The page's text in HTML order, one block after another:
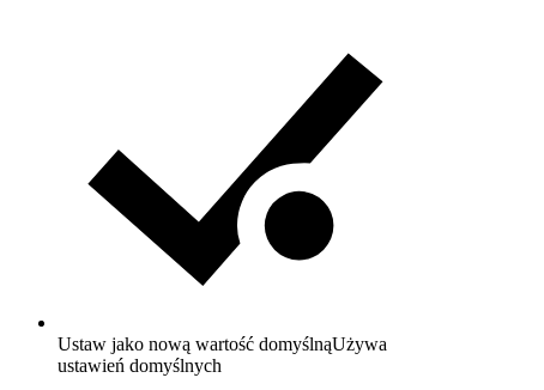
Ustaw jako nową wartość domyślnąUżywa
ustawień domyślnych